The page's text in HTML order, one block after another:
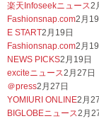
楽天Infoseekニュース2
Fashionsnap.com2月19
E START2月19日
Fashionsnap.com2月19
NEWS PICKS2月19日
exciteニュース2月27日
＠press2月27日
YOMIURI ONLINE2月
BIGLOBEニュース2月